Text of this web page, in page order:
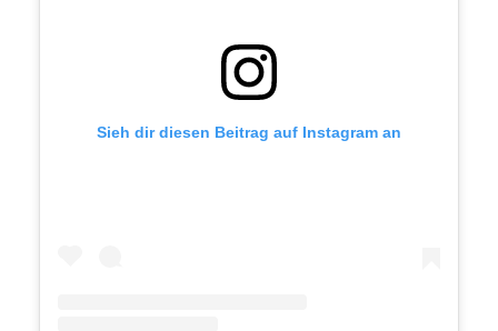
Sieh dir diesen Beitrag auf Instagram an